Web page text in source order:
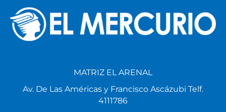
MATRIZ EL ARENAL
Av. De Las Américas y Francisco Ascázubi Telf.
4111786